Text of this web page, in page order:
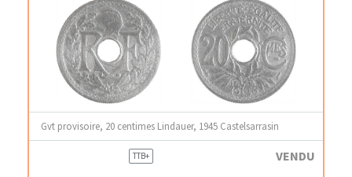
Gvt provisoire, 20 centimes Lindauer, 1945 Castelsarrasin
TTB+ VENDU